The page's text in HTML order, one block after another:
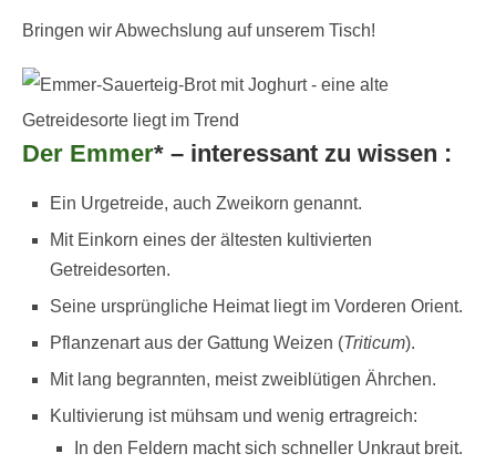
Bringen wir Abwechslung auf unserem Tisch!
Der Emmer* – interessant zu wissen :
Ein Urgetreide, auch Zweikorn genannt.
Mit Einkorn eines der ältesten kultivierten
Getreidesorten.
Seine ursprüngliche Heimat liegt im Vorderen Orient.
Pflanzenart aus der Gattung Weizen (Triticum).
Mit lang begrannten, meist zweiblütigen Ährchen.
Kultivierung ist mühsam und wenig ertragreich:
In den Feldern macht sich schneller Unkraut breit.